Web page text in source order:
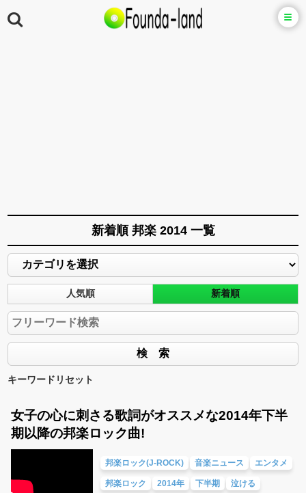
新着順 邦楽 2014 一覧
人気順 新着順
キーワードリセット
女子の心に刺さる歌詞がオススメな2014年下半
期以降の邦楽ロック曲!
邦楽ロック(J-ROCK) 音楽ニュース エンタメ
邦楽ロック 2014年 下半期 泣ける